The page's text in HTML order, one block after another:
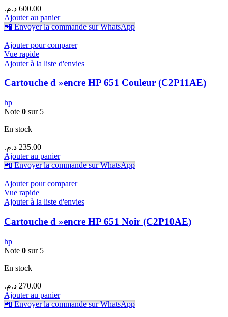
600.00 د.م.
Ajouter au panier
📲 Envoyer la commande sur WhatsApp
Ajouter pour comparer
Vue rapide
Ajouter à la liste d'envies
Cartouche d »encre HP 651 Couleur (C2P11AE)
hp
Note 0 sur 5
En stock
235.00 د.م.
Ajouter au panier
📲 Envoyer la commande sur WhatsApp
Ajouter pour comparer
Vue rapide
Ajouter à la liste d'envies
Cartouche d »encre HP 651 Noir (C2P10AE)
hp
Note 0 sur 5
En stock
270.00 د.م.
Ajouter au panier
📲 Envoyer la commande sur WhatsApp